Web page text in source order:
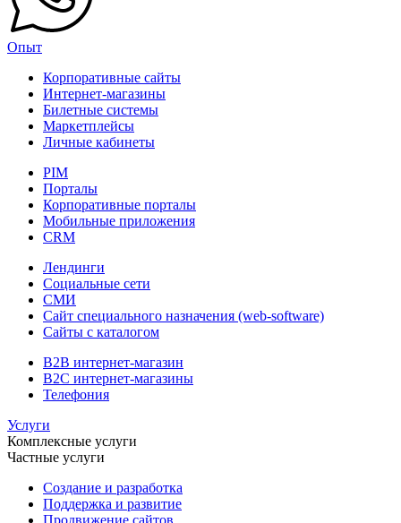
Опыт
Корпоративные сайты
Интернет-магазины
Билетные системы
Маркетплейсы
Личные кабинеты
PIM
Порталы
Корпоративные порталы
Мобильные приложения
CRM
Лендинги
Социальные сети
СМИ
Сайт специального назначения (web-software)
Сайты с каталогом
B2B интернет-магазин
B2C интернет-магазины
Телефония
Услуги
Комплексные услуги
Частные услуги
Создание и разработка
Поддержка и развитие
Продвижение сайтов